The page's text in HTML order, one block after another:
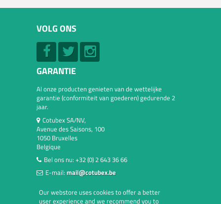
VOLG ONS
GARANTIE
Al onze producten genieten van de wettelijke
garantie (conformiteit van goederen) gedurende 2
jaar.
Cotubex SA/NV,
Avenue des Saisons, 100
1050 Bruxelles
Belgique
Bel ons nu: +32 (0) 2 643 36 66
E-mail: mail@cotubex.be
Our webstore uses cookies to offer a better
user experience and we recommend you to